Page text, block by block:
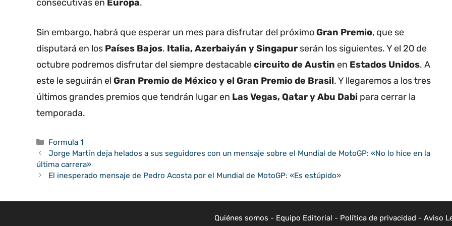
consecutivas en Europa.
Sin embargo, habrá que esperar un mes para disfrutar del próximoGran Premio, que se
disputará en los Países Bajos. Italia, Azerbaiyán y Singapur serán los siguientes.Y el 20 de
octubre podremos disfrutar del siempre destacablecircuito de Austin en Estados Unidos. A
este le seguirán el Gran Premio de México y el Gran Premio de Brasil.Y llegaremos a los tres
últimos grandes premios que tendrán lugar en Las Vegas, Qatar y Abu Dabi para cerrar la
temporada.
Categorías
Formula 1
Jorge Martín deja helados a sus seguidores con un mensaje sobre el Mundial de MotoGP: «No lo hice en la
última carrera»
El inesperado mensaje de Pedro Acosta por el Mundial de MotoGP: «Es estúpido»
Quiénes somos - Equipo Editorial - Política de privacidad - Aviso